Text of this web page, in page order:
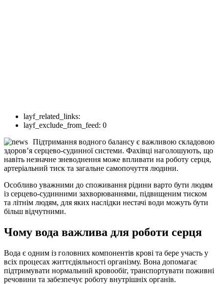
layf_related_links:
layf_exclude_from_feed: 0
Підтримання водного балансу є важливою складовою
здоров’я серцево-судинної системи. Фахівці наголошують, що
навіть незначне зневоднення може впливати на роботу серця,
артеріальний тиск та загальне самопочуття людини.
Особливо уважними до споживання рідини варто бути людям
із серцево-судинними захворюваннями, підвищеним тиском
та літнім людям, для яких наслідки нестачі води можуть бути
більш відчутними.
Чому вода важлива для роботи серця
Вода є одним із головних компонентів крові та бере участь у
всіх процесах життєдіяльності організму. Вона допомагає
підтримувати нормальний кровообіг, транспортувати поживні
речовини та забезпечує роботу внутрішніх органів.